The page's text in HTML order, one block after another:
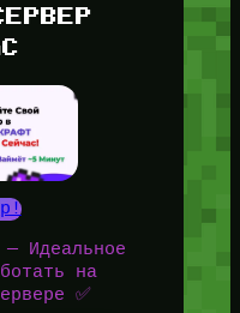
— Идеальное
на
✅